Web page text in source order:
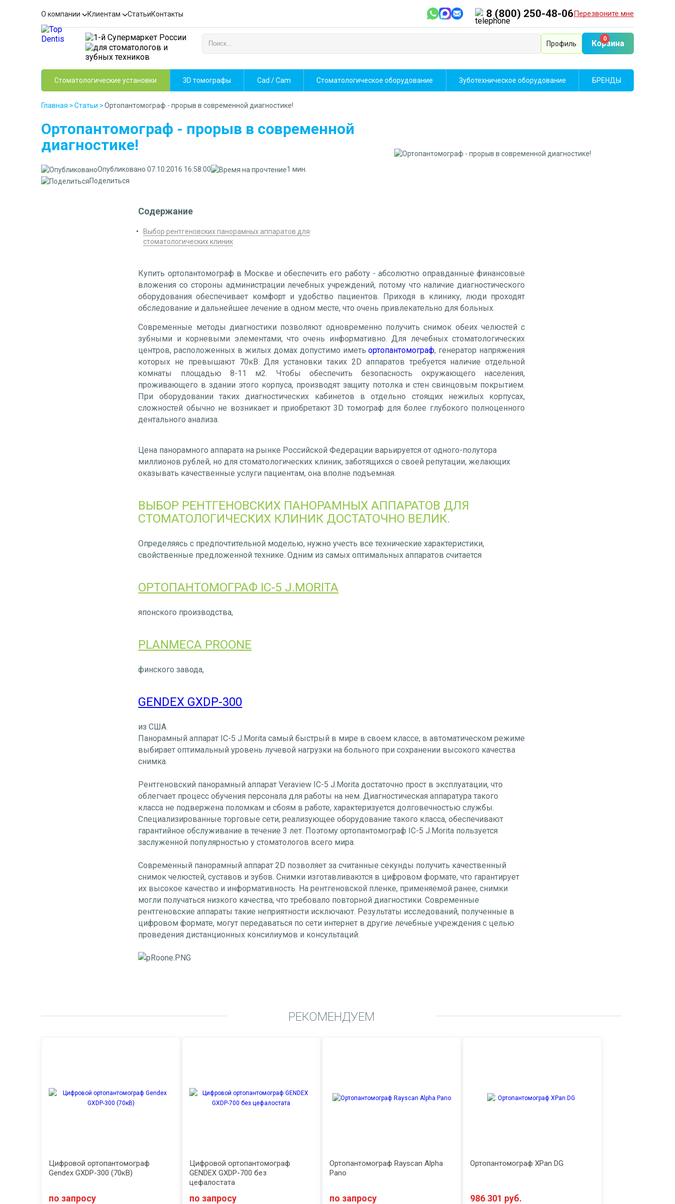
О компании Клиентам СтатьиКонтакты 8 (800) 250-48-06Перезвоните мне
Профиль
0
Корзина
Стоматологические установки 3D томографы Cad / Cam Стоматологическое оборудование Зуботехническое оборудование БРЕНДЫ
Главная >Статьи >Ортопантомограф - прорыв в современной диагностике!
Ортопантомограф - прорыв в современной
диагностике!
Опубликовано 07.10.2016 16:58:00
1 мин.
Поделиться
Содержание
Выбор рентгеновских панорамных аппаратов для
стоматологических клиник
Купить ортопантомограф в Москве и обеспечить его работу - абсолютно оправданные финансовые
вложения со стороны администрации лечебных учреждений, потому что наличие диагностического
оборудования обеспечивает комфорт и удобство пациентов. Приходя в клинику, люди проходят
обследование и дальнейшее лечение в одном месте, что очень привлекательно для больных.
Современные методы диагностики позволяют одновременно получить снимок обеих челюстей с
зубными и корневыми элементами, что очень информативно. Для лечебных стоматологических
центров, расположенных в жилых домах допустимо иметьортопантомограф, генератор напряжения
которых не превышают 70кВ. Для установки таких 2D аппаратов требуется наличие отдельной
комнаты площадью 8-11 м2. Чтобы обеспечить безопасность окружающего населения,
проживающего в здании этого корпуса, производят защиту потолка и стен свинцовым покрытием.
При оборудовании таких диагностических кабинетов в отдельно стоящих нежилых корпусах,
сложностей обычно не возникает и приобретают 3D томограф для более глубокого полноценного
дентального анализа.
Цена панорамного аппарата на рынке Российской Федерации варьируется от одного-полутора
миллионов рублей, но для стоматологических клиник, заботящихся о своей репутации, желающих
оказывать качественные услуги пациентам, она вполне подъемная.
ВЫБОР РЕНТГЕНОВСКИХ ПАНОРАМНЫХ АППАРАТОВ ДЛЯ
СТОМАТОЛОГИЧЕСКИХ КЛИНИК ДОСТАТОЧНО ВЕЛИК.
Определяясь с предпочтительной моделью, нужно учесть все технические характеристики,
свойственные предложенной технике. Одним из самых оптимальных аппаратов считается
ОРТОПАНТОМОГРАФ IC-5 J.MORITA
японского производства,
PLANMECA PROONE
финского завода,
GENDEX GXDP-300
из США.
Панорамный аппарат IC-5 J.Morita самый быстрый в мире в своем классе, в автоматическом режиме
выбирает оптимальный уровень лучевой нагрузки на больного при сохранении высокого качества
снимка.
Рентгеновский панорамный аппарат Veraview IC-5 J.Morita достаточно прост в эксплуатации, что
облегчает процесс обучения персонала для работы на нем. Диагностическая аппаратура такого
класса не подвержена поломкам и сбоям в работе, характеризуется долговечностью службы.
Специализированные торговые сети, реализующее оборудование такого класса, обеспечивают
гарантийное обслуживание в течение 3 лет. Поэтому ортопантомограф IC-5 J.Morita пользуется
заслуженной популярностью у стоматологов всего мира.
Современный панорамный аппарат 2D позволяет за считанные секунды получить качественный
снимок челюстей, суставов и зубов. Снимки изготавливаются в цифровом формате, что гарантирует
их высокое качество и информативность. На рентгеновской пленке, применяемой ранее, снимки
могли получаться низкого качества, что требовало повторной диагностики. Современные
рентгеновские аппараты такие неприятности исключают. Результаты исследований, полученные в
цифровом формате, могут передаваться по сети интернет в другие лечебные учреждения с целью
проведения дистанционных консилиумов и консультаций.
РЕКОМЕНДУЕМ
Цифровой ортопантомограф
Gendex GXDP-300 (70кВ)
по запросу
Цифровой ортопантомограф
GENDEX GXDP-700 без
цефалостата
по запросу
Ортопантомограф Rayscan Alpha
Pano
по запросу
Ортопантомограф XPan DG
986 301 руб.